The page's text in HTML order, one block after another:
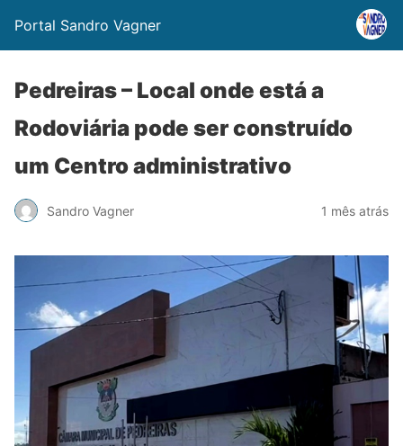
Portal Sandro Vagner
Pedreiras – Local onde está a
Rodoviária pode ser construído
um Centro administrativo
Sandro Vagner 1 mês atrás